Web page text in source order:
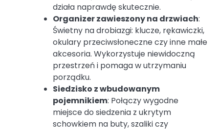
działa naprawdę skutecznie.
Organizer zawieszony na drzwiach:
Świetny na drobiazgi: klucze, rękawiczki,
okulary przeciwsłoneczne czy inne małe
akcesoria. Wykorzystuje niewidoczną
przestrzeń i pomaga w utrzymaniu
porządku.
Siedzisko z wbudowanym
pojemnikiem: Połączy wygodne
miejsce do siedzenia z ukrytym
schowkiem na buty, szaliki czy